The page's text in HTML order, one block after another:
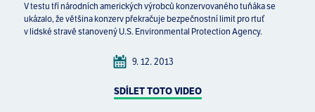
V testu tří národních amerických výrobců konzervovaného tuňáka se
ukázalo, že většina konzerv překračuje bezpečnostní limit pro rtuť
v lidské stravě stanovený U.S. Environmental Protection Agency.
9. 12. 2013
SDÍLET TOTO VIDEO